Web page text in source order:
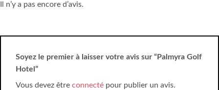
Il n’y a pas encore d’avis.
Soyez le premier à laisser votre avis sur “Palmyra Golf
Hotel”
Vous devez être connecté pour publier un avis.